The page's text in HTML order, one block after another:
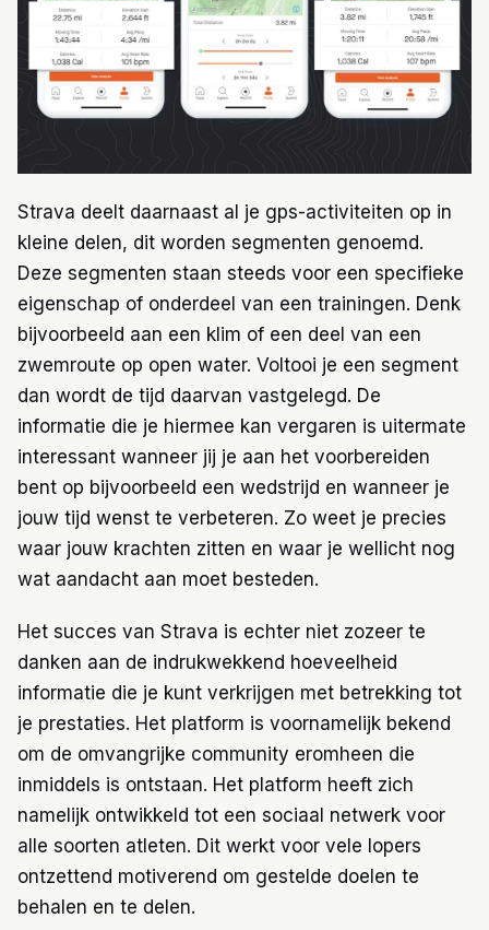
Strava deelt daarnaast al je gps-activiteiten op in
kleine delen, dit worden segmenten genoemd.
Deze segmenten staan steeds voor een specifieke
eigenschap of onderdeel van een trainingen. Denk
bijvoorbeeld aan een klim of een deel van een
zwemroute op open water. Voltooi je een segment
dan wordt de tijd daarvan vastgelegd. De
informatie die je hiermee kan vergaren is uitermate
interessant wanneer jij je aan het voorbereiden
bent op bijvoorbeeld een wedstrijd en wanneer je
jouw tijd wenst te verbeteren. Zo weet je precies
waar jouw krachten zitten en waar je wellicht nog
wat aandacht aan moet besteden.
Het succes van Strava is echter niet zozeer te
danken aan de indrukwekkend hoeveelheid
informatie die je kunt verkrijgen met betrekking tot
je prestaties. Het platform is voornamelijk bekend
om de omvangrijke community eromheen die
inmiddels is ontstaan. Het platform heeft zich
namelijk ontwikkeld tot een sociaal netwerk voor
alle soorten atleten. Dit werkt voor vele lopers
ontzettend motiverend om gestelde doelen te
behalen en te delen.